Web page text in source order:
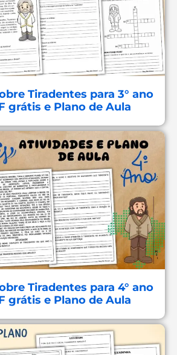
Tiradentes para 3° ano
grátis e Plano de Aula
Tiradentes para 4° ano
grátis e Plano de Aula